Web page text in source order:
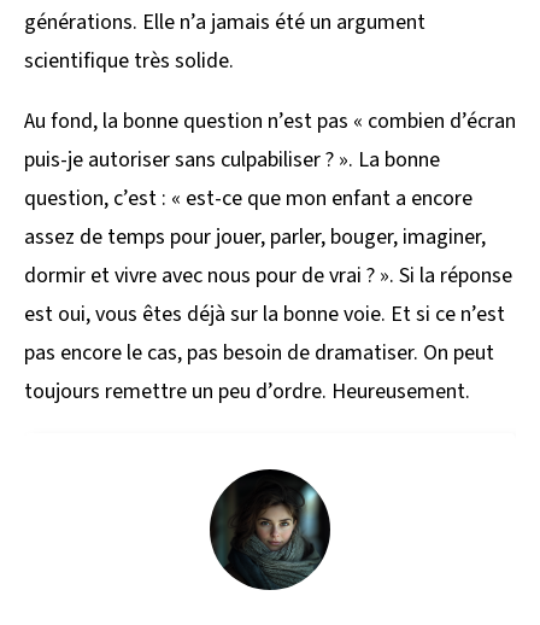
générations. Elle n’a jamais été un argument
scientifique très solide.
Au fond, la bonne question n’est pas « combien d’écran
puis-je autoriser sans culpabiliser ? ». La bonne
question, c’est : « est-ce que mon enfant a encore
assez de temps pour jouer, parler, bouger, imaginer,
dormir et vivre avec nous pour de vrai ? ». Si la réponse
est oui, vous êtes déjà sur la bonne voie. Et si ce n’est
pas encore le cas, pas besoin de dramatiser. On peut
toujours remettre un peu d’ordre. Heureusement.